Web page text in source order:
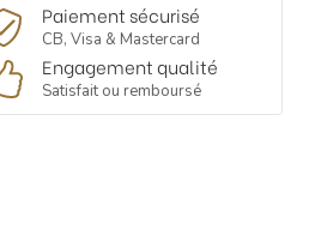
Paiement sécurisé
CB, Visa & Mastercard
Engagement qualité
Satisfait ou remboursé